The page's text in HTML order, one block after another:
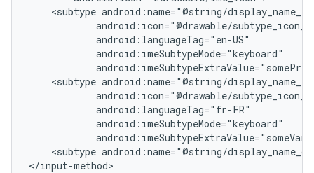
<subtype
<subtype
<subtype android:name="@string/
</input-method>